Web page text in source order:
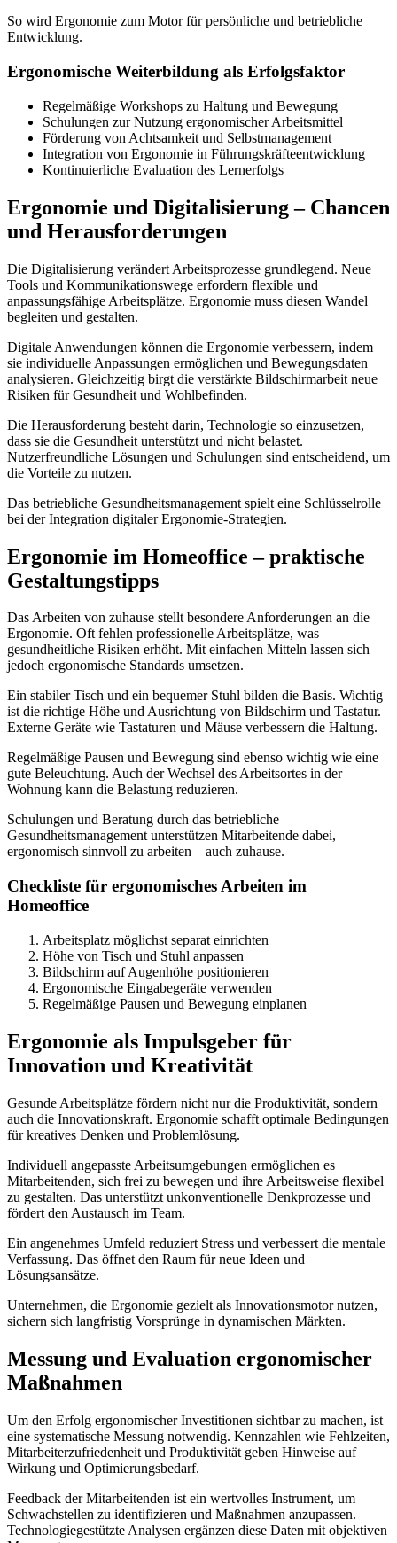
So wird Ergonomie zum Motor für persönliche und betriebliche
Entwicklung.
Ergonomische Weiterbildung als Erfolgsfaktor
Regelmäßige Workshops zu Haltung und Bewegung
Schulungen zur Nutzung ergonomischer Arbeitsmittel
Förderung von Achtsamkeit und Selbstmanagement
Integration von Ergonomie in Führungskräfteentwicklung
Kontinuierliche Evaluation des Lernerfolgs
Ergonomie und Digitalisierung – Chancen
und Herausforderungen
Die Digitalisierung verändert Arbeitsprozesse grundlegend. Neue
Tools und Kommunikationswege erfordern flexible und
anpassungsfähige Arbeitsplätze. Ergonomie muss diesen Wandel
begleiten und gestalten.
Digitale Anwendungen können die Ergonomie verbessern, indem
sie individuelle Anpassungen ermöglichen und Bewegungsdaten
analysieren. Gleichzeitig birgt die verstärkte Bildschirmarbeit neue
Risiken für Gesundheit und Wohlbefinden.
Die Herausforderung besteht darin, Technologie so einzusetzen,
dass sie die Gesundheit unterstützt und nicht belastet.
Nutzerfreundliche Lösungen und Schulungen sind entscheidend, um
die Vorteile zu nutzen.
Das betriebliche Gesundheitsmanagement spielt eine Schlüsselrolle
bei der Integration digitaler Ergonomie-Strategien.
Ergonomie im Homeoffice – praktische
Gestaltungstipps
Das Arbeiten von zuhause stellt besondere Anforderungen an die
Ergonomie. Oft fehlen professionelle Arbeitsplätze, was
gesundheitliche Risiken erhöht. Mit einfachen Mitteln lassen sich
jedoch ergonomische Standards umsetzen.
Ein stabiler Tisch und ein bequemer Stuhl bilden die Basis. Wichtig
ist die richtige Höhe und Ausrichtung von Bildschirm und Tastatur.
Externe Geräte wie Tastaturen und Mäuse verbessern die Haltung.
Regelmäßige Pausen und Bewegung sind ebenso wichtig wie eine
gute Beleuchtung. Auch der Wechsel des Arbeitsortes in der
Wohnung kann die Belastung reduzieren.
Schulungen und Beratung durch das betriebliche
Gesundheitsmanagement unterstützen Mitarbeitende dabei,
ergonomisch sinnvoll zu arbeiten – auch zuhause.
Checkliste für ergonomisches Arbeiten im
Homeoffice
Arbeitsplatz möglichst separat einrichten
Höhe von Tisch und Stuhl anpassen
Bildschirm auf Augenhöhe positionieren
Ergonomische Eingabegeräte verwenden
Regelmäßige Pausen und Bewegung einplanen
Ergonomie als Impulsgeber für
Innovation und Kreativität
Gesunde Arbeitsplätze fördern nicht nur die Produktivität, sondern
auch die Innovationskraft. Ergonomie schafft optimale Bedingungen
für kreatives Denken und Problemlösung.
Individuell angepasste Arbeitsumgebungen ermöglichen es
Mitarbeitenden, sich frei zu bewegen und ihre Arbeitsweise flexibel
zu gestalten. Das unterstützt unkonventionelle Denkprozesse und
fördert den Austausch im Team.
Ein angenehmes Umfeld reduziert Stress und verbessert die mentale
Verfassung. Das öffnet den Raum für neue Ideen und
Lösungsansätze.
Unternehmen, die Ergonomie gezielt als Innovationsmotor nutzen,
sichern sich langfristig Vorsprünge in dynamischen Märkten.
Messung und Evaluation ergonomischer
Maßnahmen
Um den Erfolg ergonomischer Investitionen sichtbar zu machen, ist
eine systematische Messung notwendig. Kennzahlen wie Fehlzeiten,
Mitarbeiterzufriedenheit und Produktivität geben Hinweise auf
Wirkung und Optimierungsbedarf.
Feedback der Mitarbeitenden ist ein wertvolles Instrument, um
Schwachstellen zu identifizieren und Maßnahmen anzupassen.
Technologiegestützte Analysen ergänzen diese Daten mit objektiven